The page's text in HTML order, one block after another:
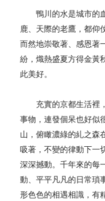
鴨川的水是城市的血
鹿、天際的老鷹，都仰
而然地崇敬著、感恩著
紛，熾熱盛夏方得金黃
此美好。
充實的京都生活裡，
事物，連發個呆也好似
山，俯瞰濃綠的糺之森
吸著，不變的律動下一
深深撼動。千年來的每
動、平平凡凡的日常瑣
形色色的相遇相識，有